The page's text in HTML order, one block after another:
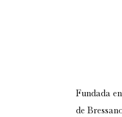
Fundada
de